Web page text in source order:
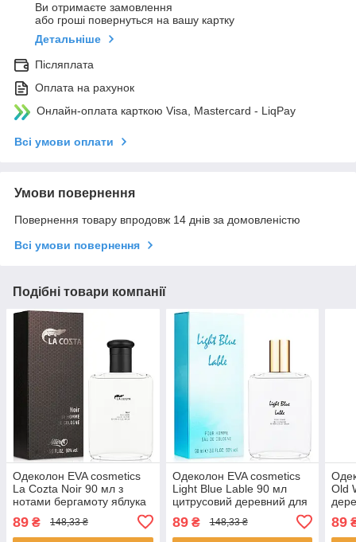
Ви отримаєте замовлення
або гроші повернуться на вашу картку
Детальніше
Післяплата
Оплата на рахунок
Онлайн-оплата карткою Visa, Mastercard - LiqPay
Всі умови оплати
Умови повернення
Повернення товару впродовж 14 днів за домовленістю
Всі умови повернення
Подібні товари компанії
Одеколон EVA cosmetics
La Cozta Noir 90 мл з
нотами бергамоту яблука
для впевнених чоловіків
парфуми ЄВА косметікс
89 ₴ 148,33 ₴
Одеколон EVA cosmetics
Light Blue Lable 90 мл
цитрусовий деревний для
чоловіків стійкий парфум
ЄВА косметікс
89₴ 148,33 ₴
Old
89